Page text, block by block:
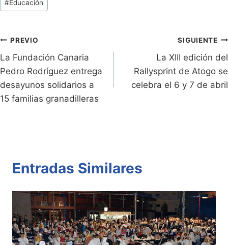
ri
dl
y
k p
de
#Educación
Navegación
de
entradas
PREVIO
La Fundación Canaria
Pedro Rodríguez entrega
desayunos solidarios a
15 familias granadilleras
SIGUIENTE
La XIII edición del
Rallysprint de Atogo se
celebra el 6 y 7 de abril
Entradas Similares